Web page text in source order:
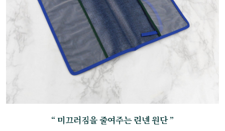
“ 미끄러짐을 줄여주는 린넨 원단 ”